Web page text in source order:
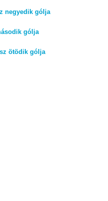
negyedik gólja
gólja
ötödik gólja